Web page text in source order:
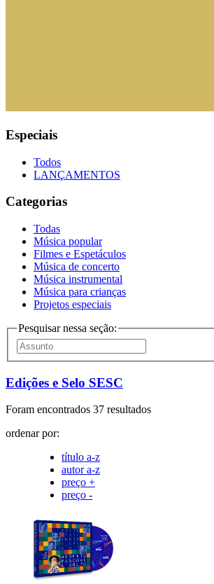
Especiais
Todos
LANÇAMENTOS
Categorias
Todas
Música popular
Filmes e Espetáculos
Música de concerto
Música instrumental
Música para crianças
Projetos especiais
Pesquisar nessa seção:
Edições e Selo SESC
Foram encontrados 37 resultados
ordenar por:
título a-z
autor a-z
preço +
preço -